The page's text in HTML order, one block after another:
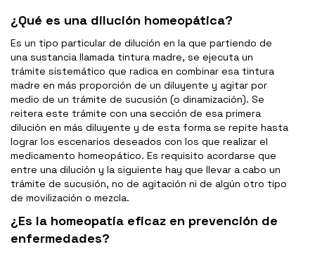
¿Qué es una dilución homeopática?
Es un tipo particular de dilución en la que partiendo de
una sustancia llamada tintura madre, se ejecuta un
trámite sistemático que radica en combinar esa tintura
madre en más proporción de un diluyente y agitar por
medio de un trámite de sucusión (o dinamización). Se
reitera este trámite con una sección de esa primera
dilución en más diluyente y de esta forma se repite hasta
lograr los escenarios deseados con los que realizar el
medicamento homeopático. Es requisito acordarse que
entre una dilución y la siguiente hay que llevar a cabo un
trámite de sucusión, no de agitación ni de algún otro tipo
de movilización o mezcla.
¿Es la homeopatía eficaz en prevención de
enfermedades?